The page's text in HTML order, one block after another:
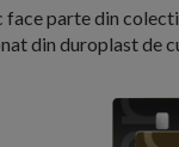
face parte din
din duroplast de